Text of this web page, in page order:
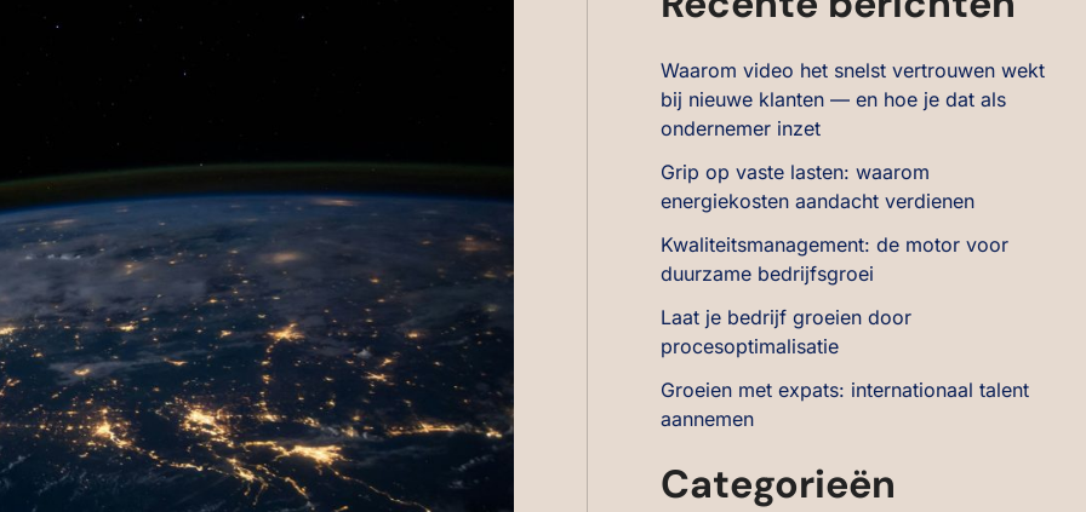
Waarom video het snelst vertrouwen wekt
bij nieuwe klanten — en hoe je dat als
ondernemer inzet
Grip op vaste lasten: waarom
energiekosten aandacht verdienen
Kwaliteitsmanagement: de motor voor
duurzame bedrijfsgroei
Laat je bedrijf groeien door
procesoptimalisatie
Groeien met expats: internationaal talent
aannemen
Categorieën